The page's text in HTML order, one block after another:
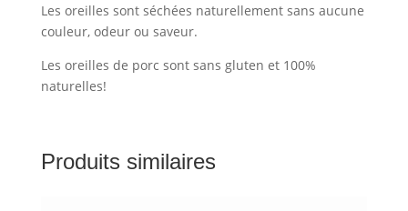
Les oreilles sont séchées naturellement sans aucune
couleur, odeur ou saveur.
Les oreilles de porc sont sans gluten et 100%
naturelles!
Produits similaires